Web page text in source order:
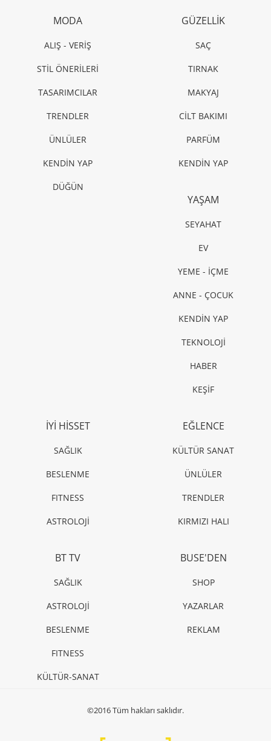
MODA
ALIŞ - VERİŞ
STİL ÖNERİLERİ
TASARIMCILAR
TRENDLER
ÜNLÜLER
KENDİN YAP
DÜĞÜN
GÜZELLİK
SAÇ
TIRNAK
MAKYAJ
CİLT BAKIMI
PARFÜM
KENDİN YAP
YAŞAM
SEYAHAT
EV
YEME - İÇME
ANNE - ÇOCUK
KENDİN YAP
TEKNOLOJİ
HABER
KEŞİF
İYİ HİSSET
SAĞLIK
BESLENME
FITNESS
ASTROLOJİ
EĞLENCE
KÜLTÜR SANAT
ÜNLÜLER
TRENDLER
KIRMIZI HALI
BT TV
SAĞLIK
ASTROLOJİ
BESLENME
FITNESS
KÜLTÜR-SANAT
BUSE'DEN
SHOP
YAZARLAR
REKLAM
©2016 Tüm hakları saklıdır.